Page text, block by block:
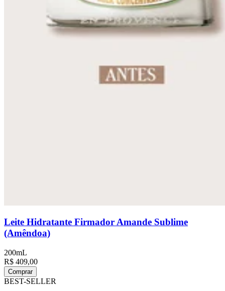
Leite Hidratante Firmador Amande Sublime
(Amêndoa)
200mL
R$ 409,00
Comprar
BEST-SELLER